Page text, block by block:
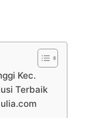
Kec.
Terbaik